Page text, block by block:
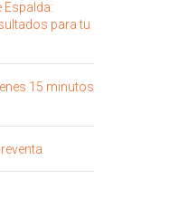
Espalda:
para tu
15 minutos